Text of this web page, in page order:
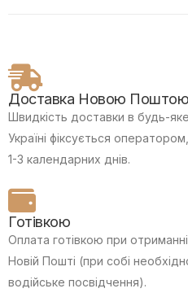
Доставка Новою Поштою
Швидкість доставки в будь-
Україні фіксується
1-3 календарних днів.
Готівкою
Оплата готівкою при
Новій Пошті (при собі
водійське посвідчення).